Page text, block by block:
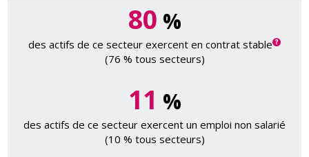
80 %
des actifs de ce secteur exercent en contrat stable
(76 % tous secteurs)
11 %
des actifs de ce secteur exercent un emploi non salarié
(10 % tous secteurs)